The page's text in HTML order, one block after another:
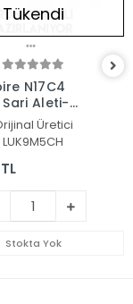
Tükendi
N17C4
Aleti-
Üretici
LUK9M5CH
Stokta Yok